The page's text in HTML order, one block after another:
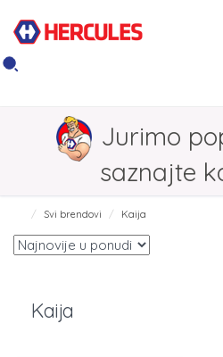
Jurimo
saznajte
Svi brendovi Kaija
Kaija